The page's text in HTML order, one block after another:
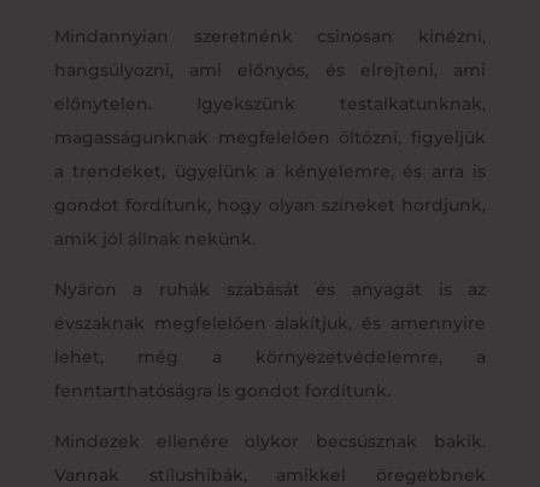
Mindannyian szeretnénk csinosan kinézni,
hangsúlyozni, ami előnyös, és elrejteni, ami
előnytelen. Igyekszünk testalkatunknak,
magasságunknak megfelelően öltözni, figyeljük
a trendeket, ügyelünk a kényelemre, és arra is
gondot fordítunk, hogy olyan színeket hordjunk,
amik jól állnak nekünk.
Nyáron a ruhák szabását és anyagát is az
évszaknak megfelelően alakítjuk, és amennyire
lehet, még a környezetvédelemre, a
fenntarthatóságra is gondot fordítunk.
Mindezek ellenére olykor becsúsznak bakik.
Vannak stílushibák, amikkel öregebbnek